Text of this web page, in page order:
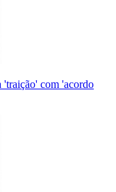
'traição' com 'acordo